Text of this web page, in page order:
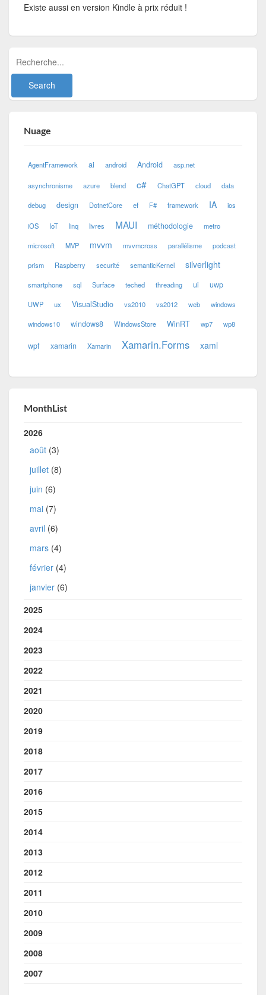
Existe aussi en version Kindle à prix réduit !
Nuage
AgentFramework ai android Android asp.net
asynchronisme azure blend c# ChatGPT cloud data
debug design DotnetCore ef F# framework IA ios
iOS IoT linq livres MAUI méthodologie metro
microsoft MVP mvvm mvvmcross parallélisme podcast
prism Raspberry securité semanticKernel silverlight
smartphone sql Surface teched threading ui uwp
UWP ux VisualStudio vs2010 vs2012 web windows
windows10 windows8 WindowsStore WinRT wp7 wp8
wpf xamarin Xamarin Xamarin.Forms xaml
MonthList
2026
août (3)
juillet (8)
juin (6)
mai (7)
avril (6)
mars (4)
février (4)
janvier (6)
2025
2024
2023
2022
2021
2020
2019
2018
2017
2016
2015
2014
2013
2012
2011
2010
2009
2008
2007